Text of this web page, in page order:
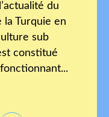
du
la Turquie en
sub
constitué